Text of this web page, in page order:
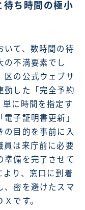
待ち時間の極小
て、数時間の待
の不満要素でし
区の公式ウェブサ
動した「完全予約
単に時間を指定す
子証明書更新」
の目的を事前に入
員は来庁前に必要
準備を完了させて
より、窓口に到着
、密を避けたスマ
です。